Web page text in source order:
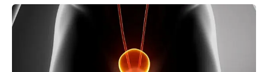
Krebszellen beeinflussen. Jetzt haben Wissenschaftler
der Universität Stuttgart und des DRK-
Blutspendedienstes Frankfurt in einem
Forschungsprojekt eine neue Verbindung zwischen
Krebsgenen und der Wachstumssteuerung von Zellen